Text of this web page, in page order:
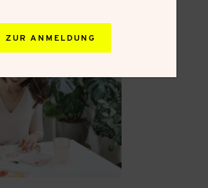
ZUR ANMELDUNG